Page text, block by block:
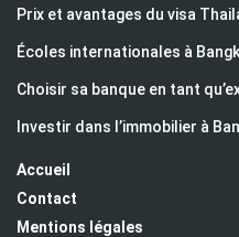
Prix et avantages du visa
Écoles internationales à
Choisir sa banque en tant
Investir dans l’immobilier à
Accueil
Contact
Mentions légales